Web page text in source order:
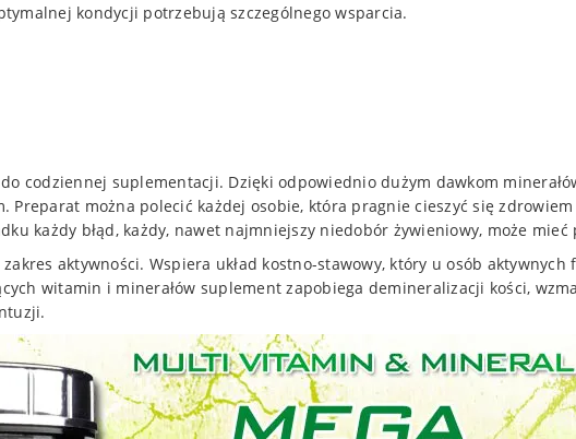
kondycji potrzebują szczególnego wsparcia.
codziennej suplementacji. Dzięki odpowiednio dużym dawkom
Preparat można polecić każdej osobie, która pragnie cieszyć się
każdy błąd, każdy, nawet najmniejszy niedobór żywieniowy, może
aktywności. Wspiera układ kostno-stawowy, który u osób
witamin i minerałów suplement zapobiega demineralizacji kości,